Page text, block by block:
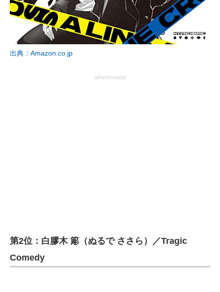
出典：Amazon.co.jp
advertisement
第2位：白膠木 簓（ぬるで ささら）／Tragic
Comedy